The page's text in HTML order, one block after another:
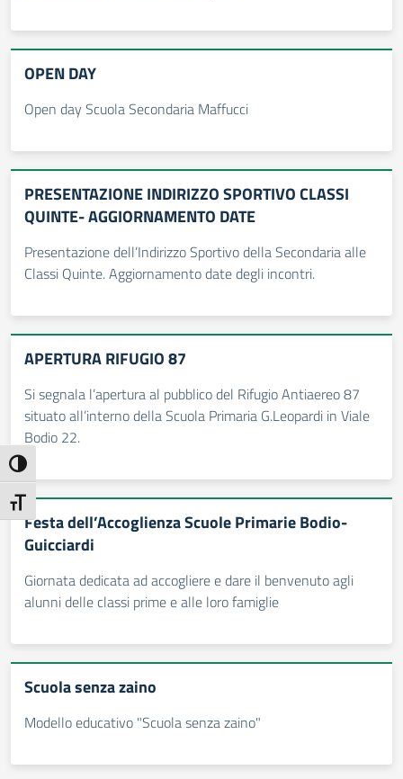
Attiva/disattiva alto contrasto
Attiva/disattiva dimensione testo
OPEN DAY
Open day Scuola Secondaria Maffucci
PRESENTAZIONE INDIRIZZO SPORTIVO CLASSI
QUINTE- AGGIORNAMENTO DATE
Presentazione dell’Indirizzo Sportivo della Secondaria alle
Classi Quinte. Aggiornamento date degli incontri.
APERTURA RIFUGIO 87
Si segnala l’apertura al pubblico del Rifugio Antiaereo 87
situato all’interno della Scuola Primaria G.Leopardi in Viale
Bodio 22.
Festa dell’Accoglienza Scuole Primarie Bodio-
Guicciardi
Giornata dedicata ad accogliere e dare il benvenuto agli
alunni delle classi prime e alle loro famiglie
Scuola senza zaino
Modello educativo "Scuola senza zaino"